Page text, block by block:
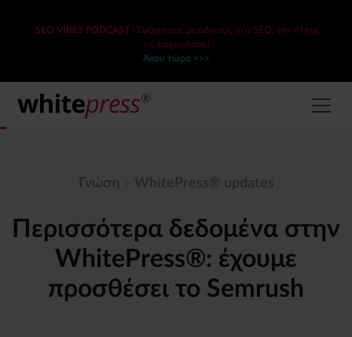
SEO VIBES PODCAST| Συζητήσεις με ειδικούς στο SEO, την AI και
τις επιχειρήσεις!
Άκου τώρα >>>
Γνώση WhitePress® updates
Περισσότερα δεδομένα στην
WhitePress®: έχουμε
προσθέσει το Semrush